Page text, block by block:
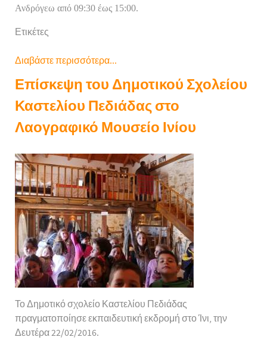
Ανδρόγεω από 09:30 έως 15:00.
Ετικέτες
Διαβάστε περισσότερα...
Επίσκεψη του Δημοτικού Σχολείου
Καστελίου Πεδιάδας στο
Λαογραφικό Μουσείο Ινίου
Το Δημοτικό σχολείο Καστελίου Πεδιάδας
πραγματοποίησε εκπαιδευτική εκδρομή στο Ίνι, την
Δευτέρα 22/02/2016.